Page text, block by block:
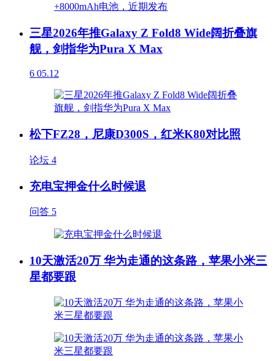
三星2026年推Galaxy Z Fold8 Wide阔折叠旗
舰，剑指华为Pura X Max
6 05.12
松下FZ28，尼康D300S，红米K80对比照
论坛 4
充电宝押金什么时候退
问答 5
10天激活20万 华为走通的这条路，苹果小米三
星都要跟